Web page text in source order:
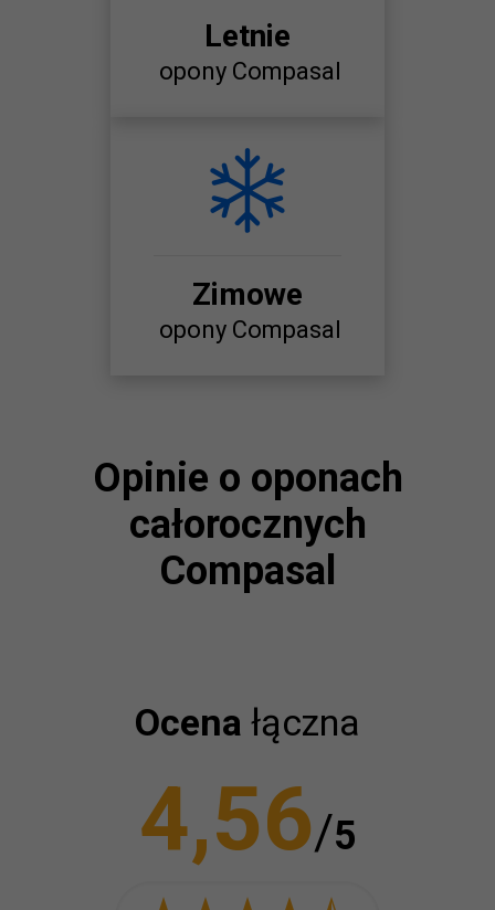
Letnie
opony Compasal
Zimowe
opony Compasal
Opinie o oponach
całorocznych
Compasal
Ocena łączna
4,56/5